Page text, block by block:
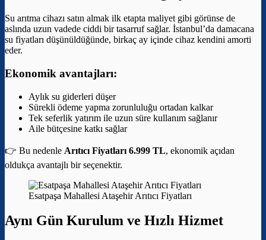
Su arıtma cihazı satın almak ilk etapta maliyet gibi görünse de
aslında uzun vadede ciddi bir tasarruf sağlar. İstanbul’da damacana
su fiyatları düşünüldüğünde, birkaç ay içinde cihaz kendini amorti
eder.
Ekonomik avantajları:
Aylık su giderleri düşer
Sürekli ödeme yapma zorunluluğu ortadan kalkar
Tek seferlik yatırım ile uzun süre kullanım sağlanır
Aile bütçesine katkı sağlar
👉 Bu nedenle Arıtıcı Fiyatları 6.999 TL, ekonomik açıdan
oldukça avantajlı bir seçenektir.
Esatpaşa Mahallesi Ataşehir Arıtıcı Fiyatları
Aynı Gün Kurulum ve Hızlı Hizmet